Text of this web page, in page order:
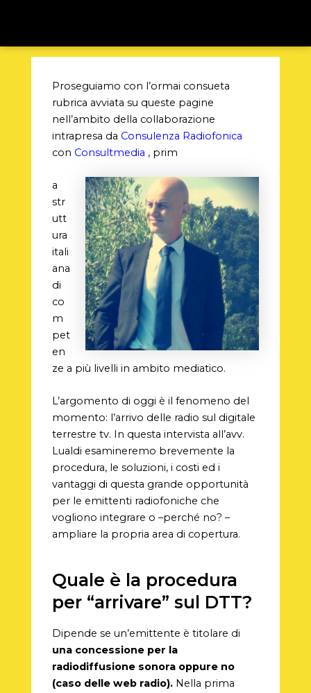
Proseguiamo con l’ormai consueta
rubrica avviata su queste pagine
nell’ambito della collaborazione
intrapresa da Consulenza Radiofonica
con Consultmedia , prim
a
str
utt
ura
itali
ana
di
co
m
pet
en
ze a più livelli in ambito mediatico.
L’argomento di oggi è il fenomeno del
momento: l’arrivo delle radio sul digitale
terrestre tv. In questa intervista all’avv.
Lualdi esamineremo brevemente la
procedura, le soluzioni, i costi ed i
vantaggi di questa grande opportunità
per le emittenti radiofoniche che
vogliono integrare o –perché no? –
ampliare la propria area di copertura.
Quale è la procedura
per “arrivare” sul DTT?
Dipende se un’emittente è titolare di
una concessione per la
radiodiffusione sonora oppure no
(caso delle web radio).Nella prima